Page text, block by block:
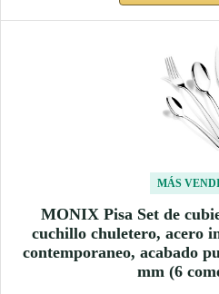
MÁS
MONIX Pisa Set de
cuchillo chuletero, acero
contemporaneo, acabado
mm (6